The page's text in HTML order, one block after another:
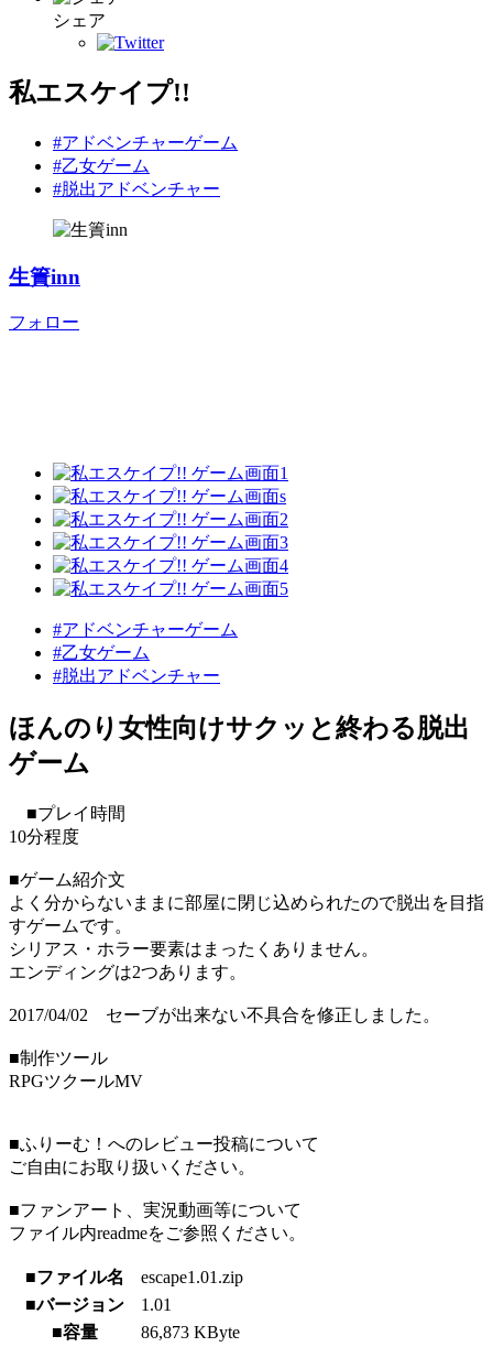
シェア
私エスケイプ!!
#アドベンチャーゲーム
#乙女ゲーム
#脱出アドベンチャー
生簀inn
フォロー
#アドベンチャーゲーム
#乙女ゲーム
#脱出アドベンチャー
ほんのり女性向けサクッと終わる脱出
ゲーム
■プレイ時間
10分程度
■ゲーム紹介文
よく分からないままに部屋に閉じ込められたので脱出を目指
すゲームです。
シリアス・ホラー要素はまったくありません。
エンディングは2つあります。
2017/04/02 セーブが出来ない不具合を修正しました。
■制作ツール
RPGツクールMV
■ふりーむ！へのレビュー投稿について
ご自由にお取り扱いください。
■ファンアート、実況動画等について
ファイル内readmeをご参照ください。
■ファイル名
escape1.01.zip
■バージョン
1.01
■容量
86,873 KByte